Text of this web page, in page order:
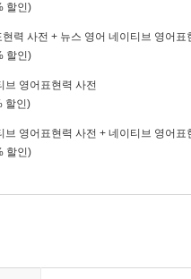
할인)
력 사전 + 뉴스 영어 네이티브 영어표
할인)
브 영어표현력 사전
할인)
브 영어표현력 사전 + 네이티브 영어표
할인)